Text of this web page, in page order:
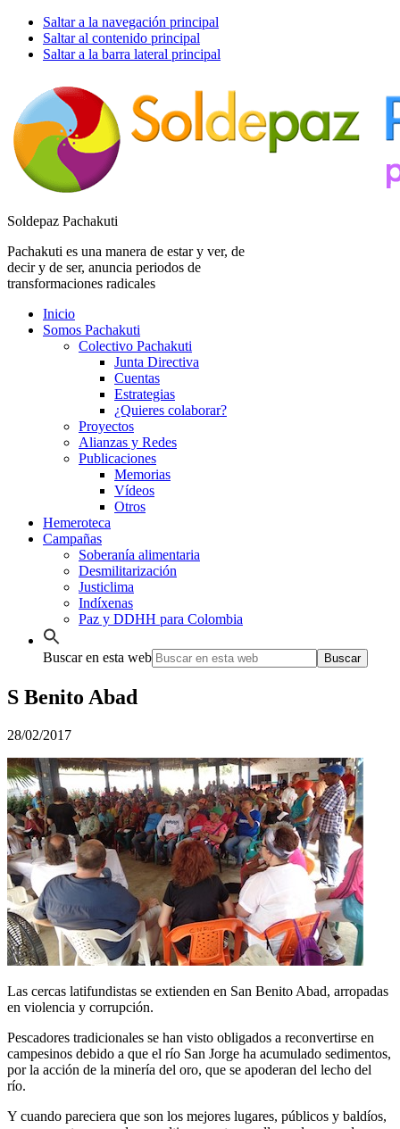
Saltar a la navegación principal
Saltar al contenido principal
Saltar a la barra lateral principal
Soldepaz Pachakuti
Pachakuti es una manera de estar y ver, de
decir y de ser, anuncia periodos de
transformaciones radicales
Inicio
Somos Pachakuti
Colectivo Pachakuti
Junta Directiva
Cuentas
Estrategias
¿Quieres colaborar?
Proyectos
Alianzas y Redes
Publicaciones
Memorias
Vídeos
Otros
Hemeroteca
Campañas
Soberanía alimentaria
Desmilitarización
Justiclima
Indíxenas
Paz y DDHH para Colombia
Buscar en esta web
S Benito Abad
28/02/2017
Las cercas latifundistas se extienden en San Benito Abad, arropadas
en violencia y corrupción.
Pescadores tradicionales se han visto obligados a reconvertirse en
campesinos debido a que el río San Jorge ha acumulado sedimentos,
por la acción de la minería del oro, que se apoderan del lecho del
río.
Y cuando pareciera que son los mejores lugares, públicos y baldíos,